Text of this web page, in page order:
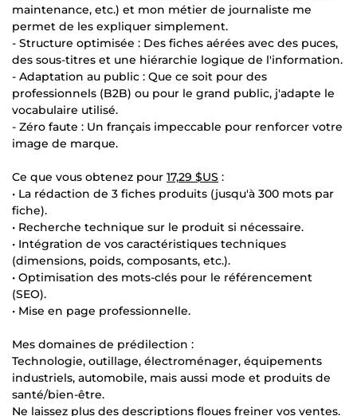
maintenance, etc.) et mon métier de journaliste me
permet de les expliquer simplement.
- Structure optimisée : Des fiches aérées avec des puces,
des sous-titres et une hiérarchie logique de l'information.
- Adaptation au public : Que ce soit pour des
professionnels (B2B) ou pour le grand public, j'adapte le
vocabulaire utilisé.
- Zéro faute : Un français impeccable pour renforcer votre
image de marque.
Ce que vous obtenez pour 17,29 $US :
• La rédaction de 3 fiches produits (jusqu'à 300 mots par
fiche).
• Recherche technique sur le produit si nécessaire.
• Intégration de vos caractéristiques techniques
(dimensions, poids, composants, etc.).
• Optimisation des mots-clés pour le référencement
(SEO).
• Mise en page professionnelle.
Mes domaines de prédilection :
Technologie, outillage, électroménager, équipements
industriels, automobile, mais aussi mode et produits de
santé/bien-être.
Ne laissez plus des descriptions floues freiner vos ventes.